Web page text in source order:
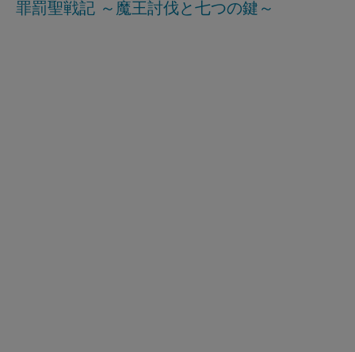
罪罰聖戦記 ～魔王討伐と七つの鍵～